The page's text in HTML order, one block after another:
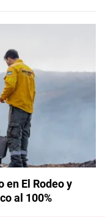
en El Rodeo y
al 100%